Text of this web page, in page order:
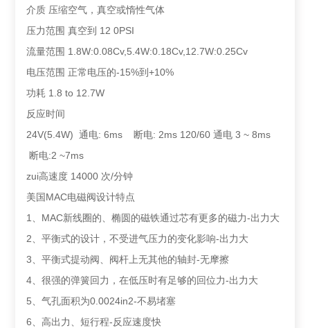
介质 压缩空气，真空或惰性气体
压力范围 真空到 12 0PSI
流量范围 1.8W:0.08Cv,5.4W:0.18Cv,12.7W:0.25Cv
电压范围 正常电压的-15%到+10%
功耗 1.8 to 12.7W
反应时间
24V(5.4W) 通电: 6ms 断电: 2ms 120/60 通电 3 ~ 8ms
断电:2 ~7ms
zui高速度 14000 次/分钟
美国MAC电磁阀设计特点
1、MAC新线圈的、椭圆的磁铁通过芯有更多的磁力-出力大
2、平衡式的设计，不受进气压力的变化影响-出力大
3、平衡式提动阀、阀杆上无其他的轴封-无摩擦
4、很强的弹簧回力，在低压时有足够的回位力-出力大
5、气孔面积为0.0024in2-不易堵塞
6、高出力、短行程-反应速度快